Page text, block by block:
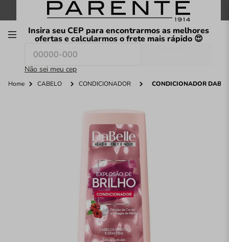
FRETE GRÁTIS nas compras a partir de R$199
Insira seu CEP para encontrarmos as melhores
ofertas e calcularmos o frete mais rápido 😍
Não sei meu cep
O que você procura hoje?
Home CABELO CONDICIONADOR CONDICIONADOR